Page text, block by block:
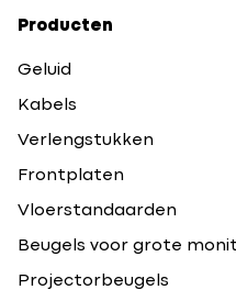
Producten
Geluid
Kabels
Verlengstukken
Frontplaten
Vloerstandaarden
Beugels voor grote
Projectorbeugels